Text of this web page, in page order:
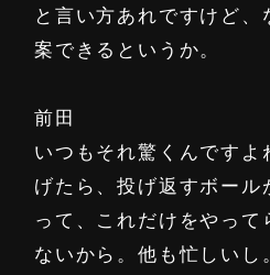
と言い方あれですけど
案できるというか。
前田
いつもそれ驚くんですよ
げたら、投げ返すボー
って、これだけをやって
ないから。他も忙しいし